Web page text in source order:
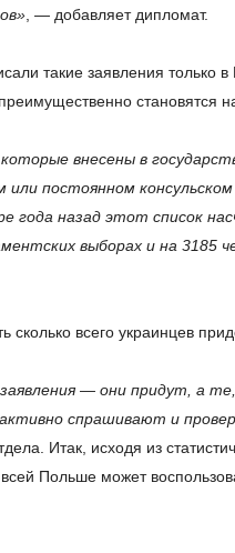
, — добавляет дипломат.
такие заявления только
становятся
внесены в
или постоянном
года назад этот список
выборах и на 3185
сколько всего украинцев
— они придут, а
спрашивают и
Итак, исходя из
Польше может